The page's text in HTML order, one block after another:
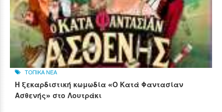
ΤΟΠΙΚΑ ΝΕΑ
Η ξεκαρδιστική κωμωδία «Ο Κατά Φαντασίαν
Ασθενής» στο Λουτράκι